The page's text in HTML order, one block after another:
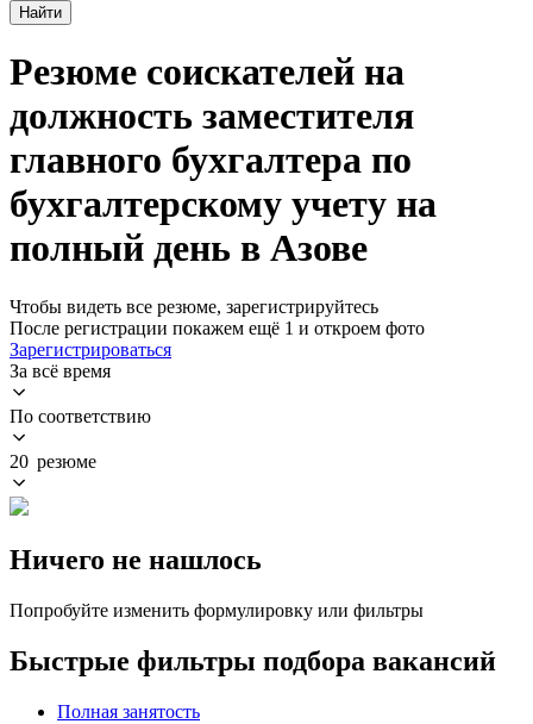
Найти
Резюме соискателей на
должность заместителя
главного бухгалтера по
бухгалтерскому учету на
полный день в Азове
Чтобы видеть все резюме, зарегистрируйтесь
После регистрации покажем ещё 1 и откроем фото
Зарегистрироваться
За всё время
По соответствию
20 резюме
Ничего не нашлось
Попробуйте изменить формулировку или фильтры
Быстрые фильтры подбора вакансий
Полная занятость